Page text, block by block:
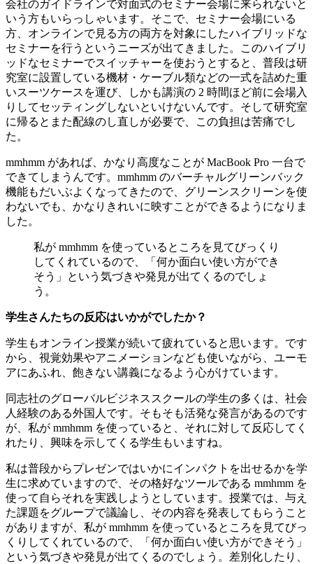
会社のガイドラインで対面式のセミナー会場に来られないと
いう方もいらっしゃいます。そこで、セミナー会場にいる
方、オンラインで見る方の両方を対象にしたハイブリッドな
セミナーを行うというニーズが出てきました。このハイブリ
ッドなセミナーでスイッチャーを使おうとすると、普段は研
究室に設置している機材・ケーブル類などの一式を詰めた重
いスーツケースを運び、しかも講演の 2 時間ほど前に会場入
りしてセッティングしないといけないんです。そして研究室
に帰るとまた配線のし直しが必要で、この負担は苦痛でし
た。
mmhmm があれば、かなり高度なことが MacBook Pro 一台で
できてしまうんです。mmhmm のバーチャルグリーンバック
機能もだいぶよくなってきたので、グリーンスクリーンを使
わないでも、かなりきれいに映すことができるようになりま
した。
私が mmhmm を使っているところを見てびっくり
してくれているので、「何か面白い使い方ができ
そう」という気づきや発見が出てくるのでしょ
う。
学生さんたちの反応はいかがでしたか？
学生もオンライン授業が続いて疲れていると思います。です
から、視覚効果やアニメーションなども使いながら、ユーモ
アにあふれ、飽きない講義になるよう心がけています。
同志社のグローバルビジネススクールの学生の多くは、社会
人経験のある外国人です。そもそも活発な発言があるのです
が、私が mmhmm を使っていると、それに対して反応してく
れたり、興味を示してくる学生もいますね。
私は普段からプレゼンではいかにインパクトを出せるかを学
生に求めていますので、その格好なツールである mmhmm を
使って自らそれを実践しようとしています。授業では、与え
た課題をグループで議論し、その内容を発表してもらうこと
がありますが、私が mmhmm を使っているところを見てびっ
くりしてくれているので、「何か面白い使い方ができそう」
という気づきや発見が出てくるのでしょう。差別化したり、